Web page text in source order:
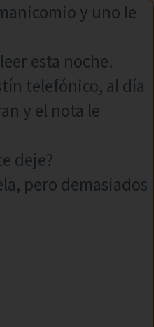
y uno le
esta noche.
telefónico, al día
y el nota le
deje?
pero demasiados